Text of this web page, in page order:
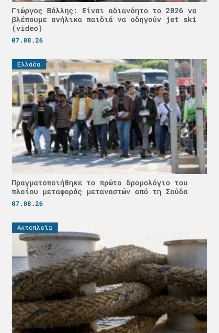
Γιώργος Βάλλης: Είναι αδιανόητο το 2026 να
βλέπουμε ανήλικα παιδιά να οδηγούν jet ski
(video)
07.08.26
Ελλάδα
Πραγματοποιήθηκε το πρώτο δρομολόγιο του
πλοίου μεταφοράς μεταναστών από τη Σούδα
07.08.26
Ακτοπλοϊα